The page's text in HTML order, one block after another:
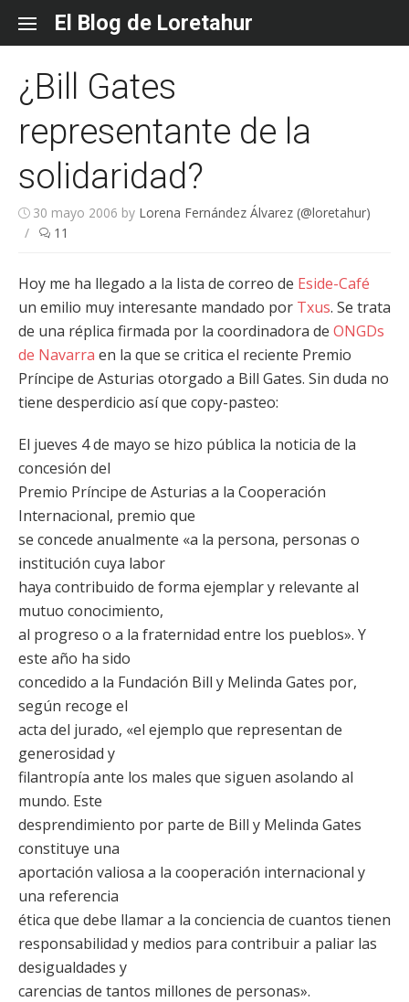
content
El Blog de Loretahur
¿Bill Gates
representante de la
solidaridad?
30 mayo 2006 by Lorena Fernández Álvarez (@loretahur)
/
11
Hoy me ha llegado a la lista de correo de Eside-Café
un emilio muy interesante mandado por Txus. Se trata
de una réplica firmada por la coordinadora de ONGDs
de Navarra en la que se critica el reciente Premio
Príncipe de Asturias otorgado a Bill Gates. Sin duda no
tiene desperdicio así que copy-pasteo:
El jueves 4 de mayo se hizo pública la noticia de la
concesión del
Premio Príncipe de Asturias a la Cooperación
Internacional, premio que
se concede anualmente «a la persona, personas o
institución cuya labor
haya contribuido de forma ejemplar y relevante al
mutuo conocimiento,
al progreso o a la fraternidad entre los pueblos». Y
este año ha sido
concedido a la Fundación Bill y Melinda Gates por,
según recoge el
acta del jurado, «el ejemplo que representan de
generosidad y
filantropía ante los males que siguen asolando al
mundo. Este
desprendimiento por parte de Bill y Melinda Gates
constituye una
aportación valiosa a la cooperación internacional y
una referencia
ética que debe llamar a la conciencia de cuantos tienen
responsabilidad y medios para contribuir a paliar las
desigualdades y
carencias de tantos millones de personas».